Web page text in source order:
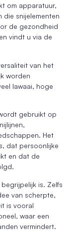
om apparatuur,
snijelementen
de gezondheid
vindt u via de
van het
worden
lawaai, hoge
gebruikt op
Het
dat persoonlijke
en dat de
is. Zelfs
van scherpte,
is vooral
waar een
vermindert.